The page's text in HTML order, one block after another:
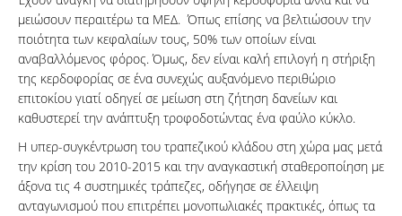
μειώσουν περαιτέρω τα ΜΕΔ. Όπως επίσης να βελτιώσουν την
ποιότητα των κεφαλαίων τους, 50% των οποίων είναι
αναβαλλόμενος φόρος. Όμως, δεν είναι καλή επιλογή η στήριξη
της κερδοφορίας σε ένα συνεχώς αυξανόμενο περιθώριο
επιτοκίου γιατί οδηγεί σε μείωση στη ζήτηση δανείων και
καθυστερεί την ανάπτυξη τροφοδοτώντας ένα φαύλο κύκλο.
Η υπερ-συγκέντρωση του τραπεζικού κλάδου στη χώρα μας μετά
την κρίση του 2010-2015 και την αναγκαστική σταθεροποίηση με
άξονα τις 4 συστημικές τράπεζες, οδήγησε σε έλλειψη
ανταγωνισμού που επιτρέπει μονοπωλιακές πρακτικές, όπως τα